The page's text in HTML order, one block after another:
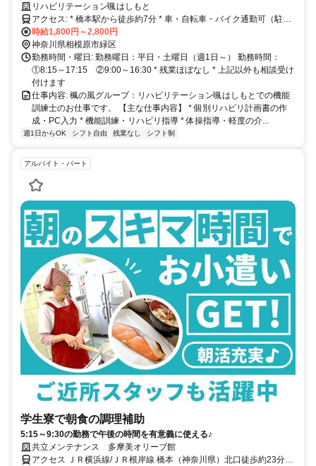
リハビリテーション颯はしもと
アクセス: * 橋本駅から徒歩約7分 * 車・自転車・バイク通勤可（駐車
場あり）
時給1,800円～2,800円
神奈川県相模原市緑区
勤務時間・曜日: 勤務曜日：平日・土曜日（週1日～） 勤務時間：
①8:15～17:15 ②9:00～16:30 * 残業ほぼなし * 上記以外も相談受け
付けます
仕事内容: 楓の風グループ：リハビリテーション颯はしもとでの機能
訓練士のお仕事です。 【主な仕事内容】 * 個別リハビリ計画書の作
成・PC入力 * 機能訓練・リハビリ指導 * 体操指導・軽度の介...
週1日からOK シフト自由 残業なし シフト制
アルバイト・パート
学生寮で朝食の調理補助
5:15～9:30の勤務で午後の時間を有意義に使える♪
共立メンテナンス 多摩美オリーブ館
アクセス ＪＲ横浜線/ＪＲ根岸線 橋本（神奈川県）北口徒歩約23分、